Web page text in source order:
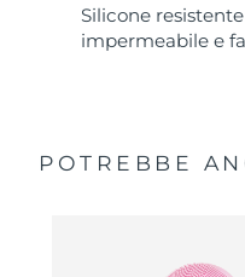
Silicone
impermeabile e
POTREBBE